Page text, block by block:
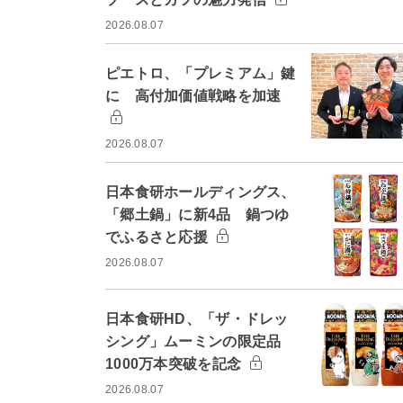
2026.08.07
ピエトロ、「プレミアム」鍵
に 高付加価値戦略を加速
2026.08.07
日本食研ホールディングス、
「郷土鍋」に新4品 鍋つゆ
でふるさと応援
2026.08.07
日本食研HD、「ザ・ドレッ
シング」ムーミンの限定品
1000万本突破を記念
2026.08.07